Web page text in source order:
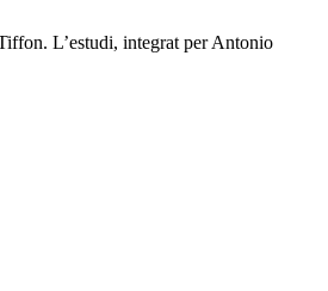
L’estudi, integrat per Antonio